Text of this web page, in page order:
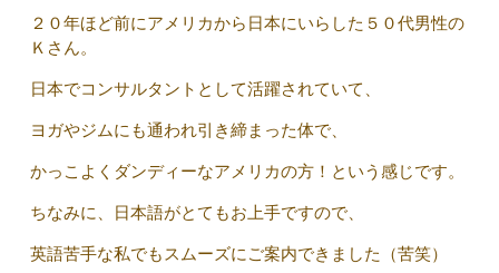
２０年ほど前にアメリカから日本にいらした５０代男性の
Ｋさん。
日本でコンサルタントとして活躍されていて、
ヨガやジムにも通われ引き締まった体で、
かっこよくダンディーなアメリカの方！という感じです。
ちなみに、日本語がとてもお上手ですので、
英語苦手な私でもスムーズにご案内できました（苦笑）